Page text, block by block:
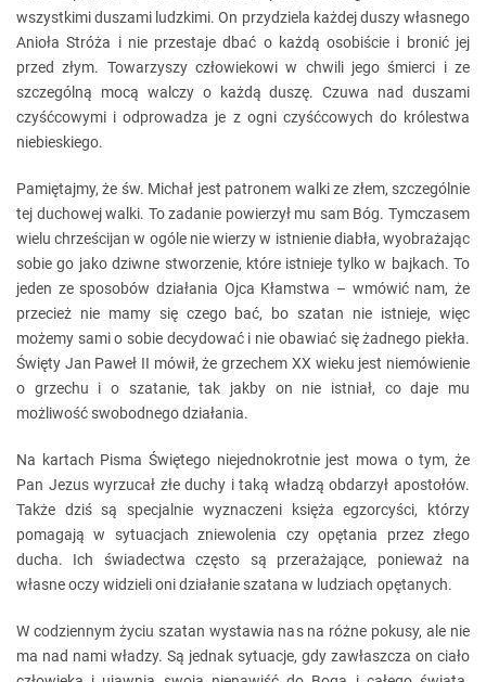
wszystkimi duszami ludzkimi. On przydziela każdej duszy własnego
Anioła Stróża i nie przestaje dbać o każdą osobiście i bronić jej
przed złym. Towarzyszy człowiekowi w chwili jego śmierci i ze
szczególną mocą walczy o każdą duszę. Czuwa nad duszami
czyśćcowymi i odprowadza je z ogni czyśćcowych do królestwa
niebieskiego.
Pamiętajmy, że św. Michał jest patronem walki ze złem, szczególnie
tej duchowej walki. To zadanie powierzył mu sam Bóg. Tymczasem
wielu chrześcijan w ogóle nie wierzy w istnienie diabła, wyobrażając
sobie go jako dziwne stworzenie, które istnieje tylko w bajkach. To
jeden ze sposobów działania Ojca Kłamstwa – wmówić nam, że
przecież nie mamy się czego bać, bo szatan nie istnieje, więc
możemy sami o sobie decydować i nie obawiać się żadnego piekła.
Święty Jan Paweł II mówił, że grzechem XX wieku jest niemówienie
o grzechu i o szatanie, tak jakby on nie istniał, co daje mu
możliwość swobodnego działania.
Na kartach Pisma Świętego niejednokrotnie jest mowa o tym, że
Pan Jezus wyrzucał złe duchy i taką władzą obdarzył apostołów.
Także dziś są specjalnie wyznaczeni księża egzorcyści, którzy
pomagają w sytuacjach zniewolenia czy opętania przez złego
ducha. Ich świadectwa często są przerażające, ponieważ na
własne oczy widzieli oni działanie szatana w ludziach opętanych.
W codziennym życiu szatan wystawia nas na różne pokusy, ale nie
ma nad nami władzy. Są jednak sytuacje, gdy zawłaszcza on ciało